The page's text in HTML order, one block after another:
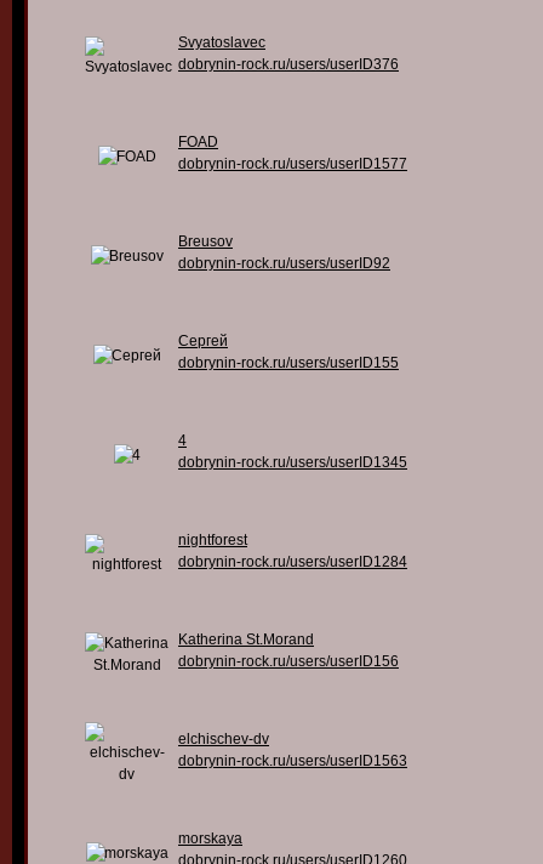
Svyatoslavec
dobrynin-rock.ru/users/userID376
FOAD
dobrynin-rock.ru/users/userID1577
Breusov
dobrynin-rock.ru/users/userID92
Сергей
dobrynin-rock.ru/users/userID155
4
dobrynin-rock.ru/users/userID1345
nightforest
dobrynin-rock.ru/users/userID1284
Katherina St.Morand
dobrynin-rock.ru/users/userID156
elchischev-dv
dobrynin-rock.ru/users/userID1563
morskaya
dobrynin-rock.ru/users/userID1260